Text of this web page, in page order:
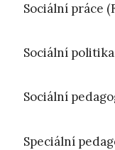
Sociální práce
Sociální
Sociální
Speciální